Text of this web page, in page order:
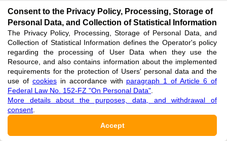
razvitiya IT- i VR-tekhnologij v oblasti kompleksnoj
bezopasnosti, posvyashchennoj 95-letiyu Ural'skogo
instituta GPS MChS Rossii [Problems and prospects for the
development of IT and VR technologies in the field of
integrated security, dedicated to the 95th anniversary of
the Ural Institute of the State Fire Service of the Ministry of
Emergency Situations of Russia]: Collection of materials. III
All-Russian Scientific and Practical Conference,
Consent to the Privacy Policy, Processing, Storage of
Personal Data, and Collection of Statistical Information
The Privacy Policy, Processing, Storage of Personal Data, and
Collection of Statistical Information defines the Operator's policy
regarding the processing of User Data when they use the
Resource, and also contains information about the implemented
requirements for the protection of Users' personal data and the
use of cookiesin accordance with paragraph 1 of Article 6 of
Federal Law No. 152-FZ "On Personal Data"
More details about the purposes, data, and withdrawal of
consent
Accept